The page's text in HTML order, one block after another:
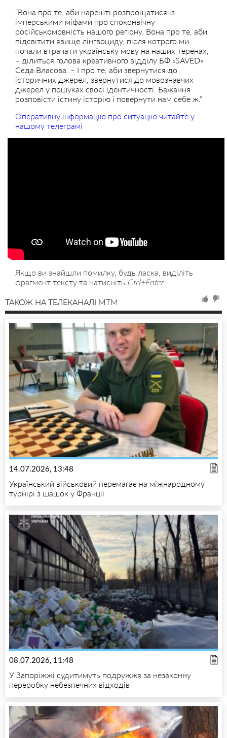
“Вона про те, аби нарешті розпрощатися із
імперськими міфами про споконвічну
російськомовність нашого регіону. Вона про те, аби
підсвітити явище лінгвоциду, після котрого ми
почали втрачати українську мову на наших теренах,
– ділиться голова креативного відділу БФ «SAVED»
Сєда Власова. – І про те, аби звернутися до
історичних джерел, звернутися до мовознавчих
джерел у пошуках своєї ідентичності. Бажання
розповісти істину історію і повернути нам себе ж.”
Оперативну інформацію про ситуацію читайте у
нашому телеграмі
Якщо ви знайшли помилку, будь ласка, виділіть
фрагмент тексту та натисніть Ctrl+Enter.
ТАКОЖ НА ТЕЛЕКАНАЛІ MTM
14.07.2026, 13:48
Український військовий перемагає на міжнародному
турнірі з шашок у Франції
08.07.2026, 11:48
У Запоріжжі судитимуть подружжя за незаконну
переробку небезпечних відходів